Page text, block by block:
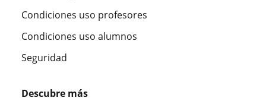
Condiciones uso profesores
Condiciones uso alumnos
Seguridad
Descubre más